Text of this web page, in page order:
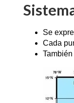
Se
Cada